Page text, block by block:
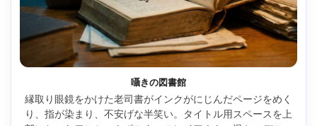
囁きの図書館
縁取り眼鏡をかけた老司書がインクがにじんだページをめく
り、指が染まり、不安げな半笑い。タイトル用スペースを上